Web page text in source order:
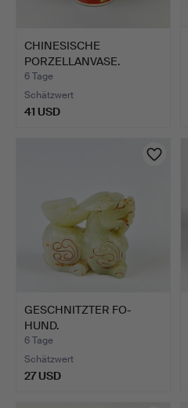
CHINESISCHE
PORZELLANVASE.
6 Tage
Schätzwert
41 USD
GESCHNITZTER FO-
HUND.
6 Tage
Schätzwert
27 USD